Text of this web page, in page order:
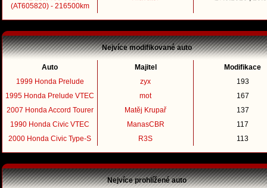
(AT605820) - 216500km
Nejvíce modifikované auto
Auto Majitel
Modifikace
1999 Honda Prelude
zyx
193
1995 Honda Prelude VTEC
mot
167
2007 Honda Accord Tourer
Matěj Krupař
137
1990 Honda Civic VTEC
ManasCBR
117
2000 Honda Civic Type-S
R3S 113
Nejvíce prohlížené auto